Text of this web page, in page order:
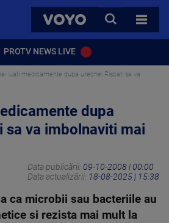
VOYO
CAUTA
TOATE
PROTV NEWS LIVE
luati medicamente dupa ureche! Riscati sa va
dupa
sa va imbolnaviti mai
Data publicării: 09-10-2008 | 00:00
Data actualizării: 18-08-2025 | 15:38
ca microbii sau bacteriile au
si rezista mai mult la